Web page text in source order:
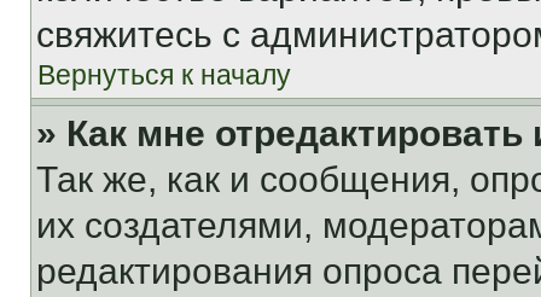
свяжитесь с
Вернуться к началу
» Как мне
Так же, как и сообщения,
их создателями,
редактирования опроса